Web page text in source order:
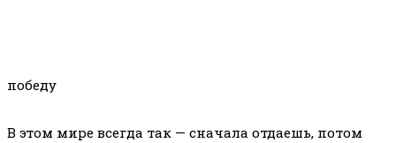
победу
В этом мире всегда так — сначала отдаешь, потом